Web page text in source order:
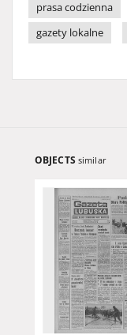
prasa codzienna
gazety lokalne
OBJECTS similar